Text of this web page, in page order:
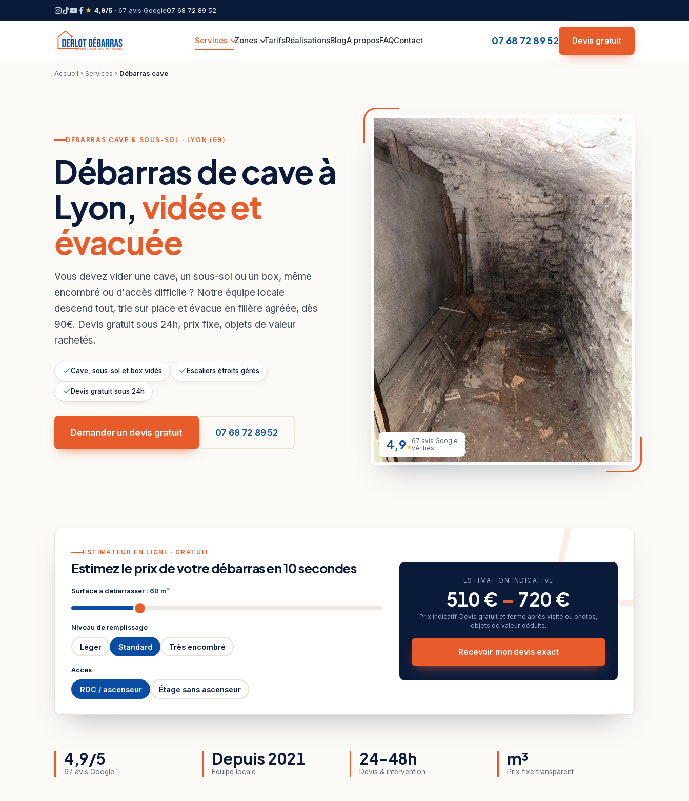
★ 4,9/5 · 67 avis Google07 68 72 89 52
Services Zones TarifsRéalisationsBlogÀ proposFAQContact 07 68 72 89 52 Devis gratuit
Accueil › Services › Débarras cave
DÉBARRAS CAVE & SOUS-SOL · LYON (69)
Débarras de cave à
Lyon,vidée et
évacuée
Vous devez vider une cave, un sous-sol ou un box, même
encombré ou d'accès difficile ? Notre équipe locale
descend tout, trie sur place et évacue en filière agréée, dès
90€. Devis gratuit sous 24h, prix fixe, objets de valeur
rachetés.
Cave, sous-sol et box vidés Escaliers étroits gérés
Devis gratuit sous 24h
Demander un devis gratuit 07 68 72 89 52
4,9★
67 avis Google
vérifiés
ESTIMATEUR EN LIGNE · GRATUIT
Estimez le prix de votre débarras en 10 secondes
Surface à débarrasser : 60 m²
Niveau de remplissage
Léger Standard Très encombré
Accès
RDC / ascenseur Étage sans ascenseur
ESTIMATION INDICATIVE
510 € – 720 €
Prix indicatif. Devis gratuit et ferme après visite ou photos,
objets de valeur déduits.
Recevoir mon devis exact
4,9/5
67 avis Google
Depuis 2021
Équipe locale
24-48h
Devis & intervention
m³
Prix fixe transparent